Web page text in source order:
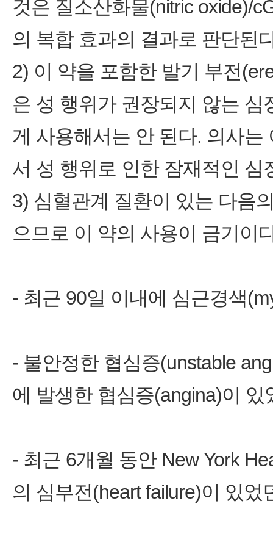
것은 질소산화물(nitric oxide)/
의 복합 효과의 결과로 판단된
2) 이 약을 포함한 발기 부전
은 성 행위가 권장되지 않는 심
게 사용해서는 안 된다. 의사
서 성 행위로 인한 잠재적인 심
3) 심혈관계 질환이 있는 다음
으므로 이 약의 사용이 금기이
- 최근 90일 이내에 심근경색
- 불안정한 협심증(unstable
에 발생한 협심증(angina)이 있
- 최근 6개월 동안 New York
의 심부전(heart failure)이 있었